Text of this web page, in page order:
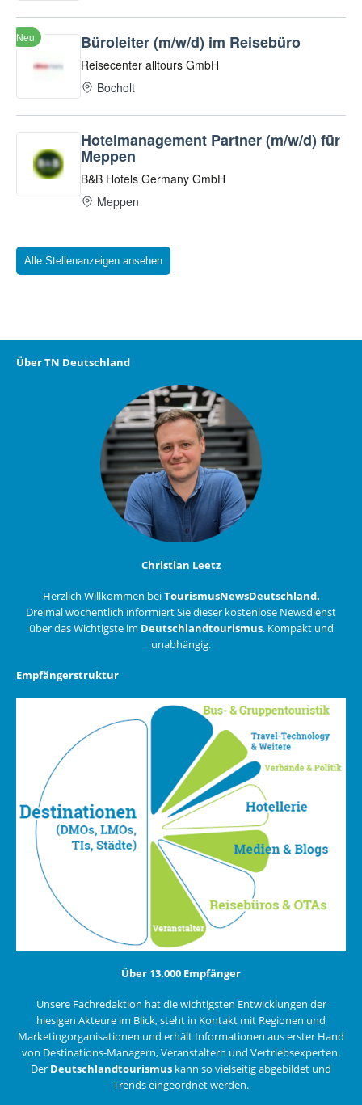
Alle Stellenanzeigen ansehen
Über TN Deutschland
Christian Leetz
Herzlich Willkommen beiTourismusNewsDeutschland.
Dreimal wöchentlich informiert Sie dieser kostenlose Newsdienst
über das Wichtigste im Deutschlandtourismus. Kompakt und
unabhängig.
Empfängerstruktur
Über 13.000 Empfänger
Unsere Fachredaktion hat die wichtigsten Entwicklungen der
hiesigen Akteure im Blick, steht in Kontakt mit Regionen und
Marketingorganisationen und erhält Informationen aus erster Hand
von Destinations-Managern, Veranstaltern und Vertriebsexperten.
Der Deutschlandtourismus kann so vielseitig abgebildet und
Trends eingeordnet werden.